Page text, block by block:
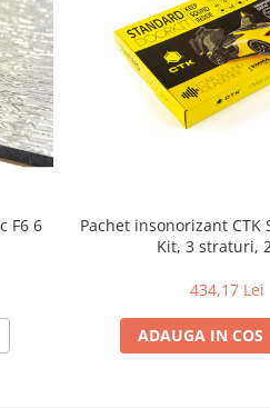
F6 6
Pachet insonorizant CTK
Kit, 3 straturi,
434,17 Lei
ADAUGA IN COS